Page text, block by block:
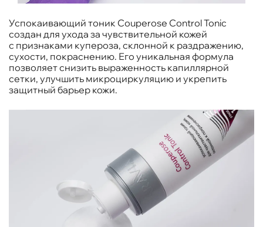
Успокаивающий тоник Couperose Control Tonic
создан для ухода за чувствительной кожей
с признаками купероза, склонной к раздражению,
сухости, покраснению. Его уникальная формула
позволяет снизить выраженность капиллярной
сетки, улучшить микроциркуляцию и укрепить
защитный барьер кожи.